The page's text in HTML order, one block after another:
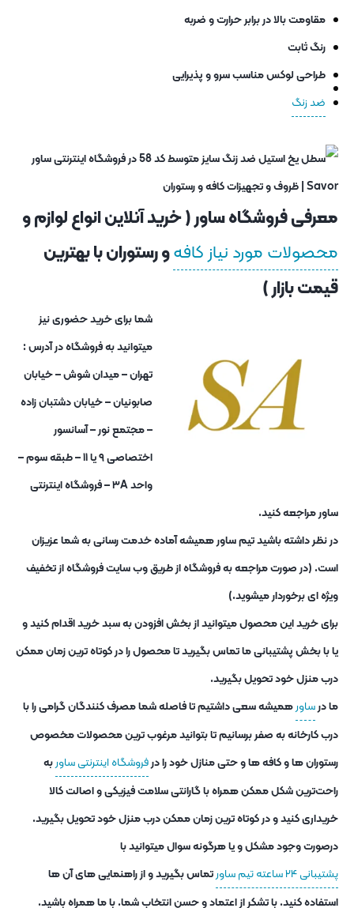
مقاومت بالا در برابر حرارت و ضربه
رنگ ثابت
طراحی لوکس مناسب سرو و پذیرایی
ضد زنگ
معرفی فروشگاه ساور ( خرید آنلاین انواع لوازم و
محصولات مورد نیاز کافهو رستوران با بهترین
قیمت بازار )
شما برای خرید حضوری نیز
میتوانید به فروشگاه در آدرس :
تهران – میدان شوش – خیابان
صابونیان – خیابان دشتبان زاده
– مجتمع نور – آسانسور
اختصاصی ۹ یا ۱۱ – طبقه سوم –
واحد ۳A – فروشگاه اینترنتی
ساور مراجعه کنید.
در نظر داشته باشید تیم ساور همیشه آماده خدمت رسانی به شما عزیزان
است. (در صورت مراجعه به فروشگاه از طریق وب سایت فروشگاه از تخفیف
ویژه ای برخوردار میشوید.)
برای خرید این محصول میتوانید از بخش افزودن به سبد خرید اقدام کنید و
یا با بخش پشتیبانی ما تماس بگیرید تا محصول را در کوتاه ترین زمان ممکن
درب منزل خود تحویل بگیرید.
ما درساورهمیشه سعی داشتیم تا فاصله شما مصرف کنندگان گرامی را با
درب کارخانه به صفر برسانیم تا بتوانید مرغوب ترین محصولات مخصوص
رستوران ها و کافه ها و حتی منازل خود را درفروشگاه اینترنتی ساوربه
راحت‌ترین شکل ممکن همراه با گارانتی سلامت فیزیکی و اصالت کالا
خریداری کنید و در کوتاه ترین زمان ممکن درب منزل خود تحویل بگیرید.
درصورت وجود مشکل و یا هرگونه سوال میتوانید با
پشتیبانی ۲۴ ساعته تیم ساور
تماس بگیرید و از راهنمایی های آن ها
استفاده کنید. با تشکر از اعتماد و حسن انتخاب شما. با ما همراه باشید.